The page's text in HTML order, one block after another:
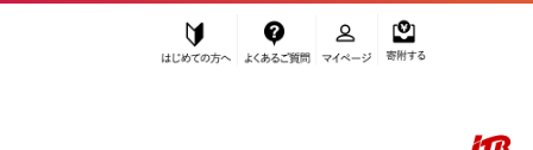
ふるぽ JTBのふるさと納税サイト